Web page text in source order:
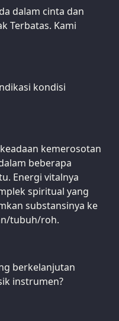
dalam cinta dan
Terbatas. Kami
kondisi
kemerosotan
beberapa
Energi vitalnya
spiritual yang
substansinya ke
tubuh/roh.
berkelanjutan
instrumen?